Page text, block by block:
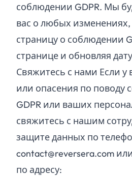
соблюдении GDPR. Мы
вас о любых
страницу о соблюдении
странице и обновляя
Свяжитесь с нами Если у
или опасения по поводу
GDPR или ваших
свяжитесь с нашим
защите данных по
contact@reversera.com
по адресу: